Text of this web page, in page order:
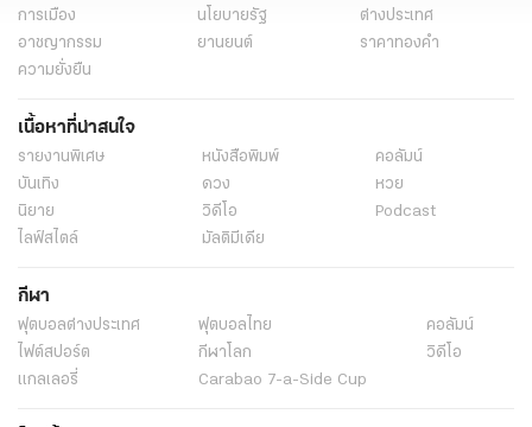
การเมือง
นโยบายรัฐ
ต่างประเทศ
อาชญากรรม
ยานยนต์
ราคาทองคำ
ความยั่งยืน
เนื้อหาที่น่าสนใจ
รายงานพิเศษ หนังสือพิมพ์
คอลัมน์
บันเทิง
ดวง
หวย
นิยาย
วิดีโอ
Podcast
ไลฟ์สไตล์
มัลติมีเดีย
กีฬา
ฟุตบอลต่่างประเทศ ฟุตบอลไทย
คอลัมน์
ไฟต์สปอร์ต
กีฬาโลก
วิดีโอ
แกลเลอรี่
Carabao 7-a-Side Cup